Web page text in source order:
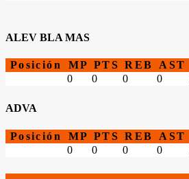
ALEV BLA MAS
Posición MP PTS REB AST
0
0 0 0
ADVA
Posición MP PTS REB AST
0
0 0 0